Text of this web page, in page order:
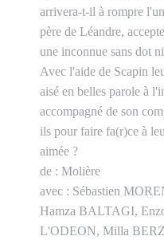
arrivera-t-il à rompre
père de Léandre,
une inconnue sans dot
Avec l'aide de Scapin
aisé en belles parole à
accompagné de son
ils pour faire fa(r)ce à
aimée ?
de : Molière
avec : Sébastien
Hamza BALTAGI,
L'ODEON, Milla